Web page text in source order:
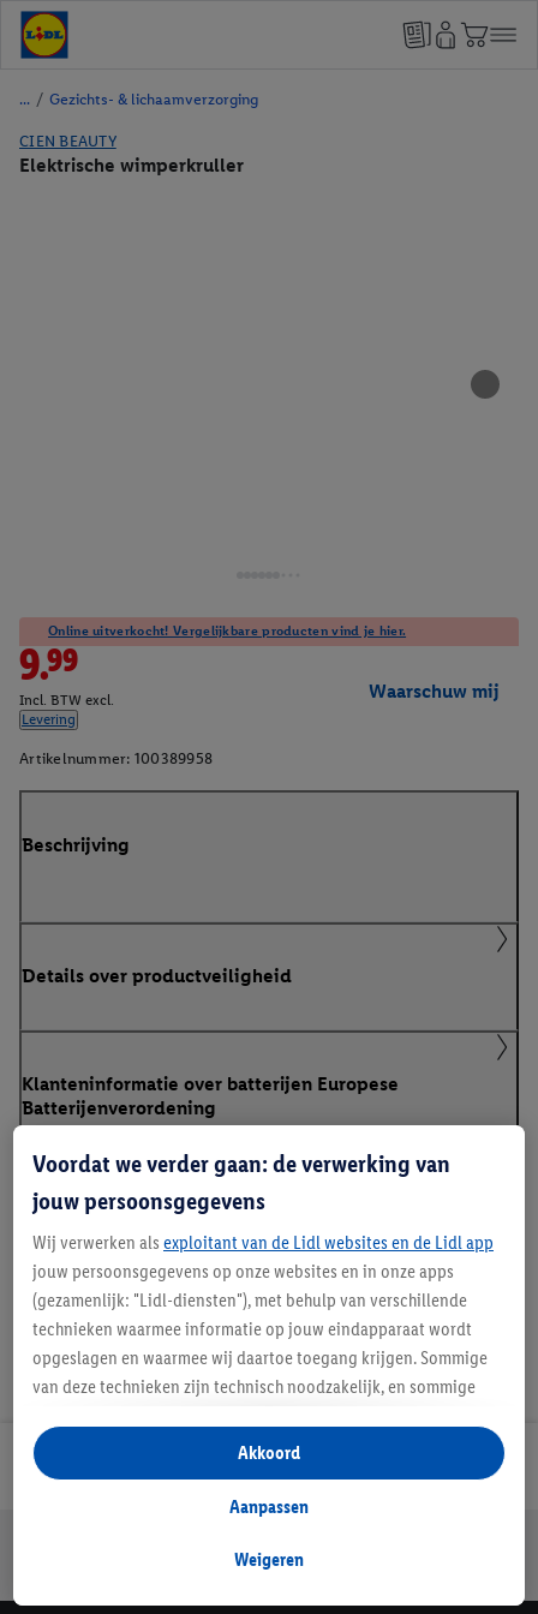
/ Gezichts- & lichaamverzorging
CIEN BEAUTY
Elektrische wimperkruller
Online uitverkocht! Vergelijkbare producten vind je hier.
9.99
Incl. BTW excl.
Levering
Waarschuw mij
Artikelnummer: 100389958
Beschrijving
Details over productveiligheid
Klanteninformatie over batterijen Europese
Batterijenverordening
Handleidingen en downloads
Lidl Nieuwsbrief
Veilig winkelen
Voordat we verder gaan: de verwerking van
jouw persoonsgegevens
Wij verwerken als exploitant van de Lidl websites en de Lidl app
jouw persoonsgegevens op onze websites en in onze apps
(gezamenlijk: "Lidl-diensten"), met behulp van verschillende
technieken waarmee informatie op jouw eindapparaat wordt
opgeslagen en waarmee wij daartoe toegang krijgen. Sommige
van deze technieken zijn technisch noodzakelijk, en sommige
opslaan van voorkeursinstellingen, het verzamelen en
analyseren van statistieken of voor het tonen van
gepersonaliseerde reclame binnen en buiten de Lidl-diensten.
gegevens over jouw aankoopgedrag in de winkel ook voor de
Weigeren
Aanpassen
Akkoord